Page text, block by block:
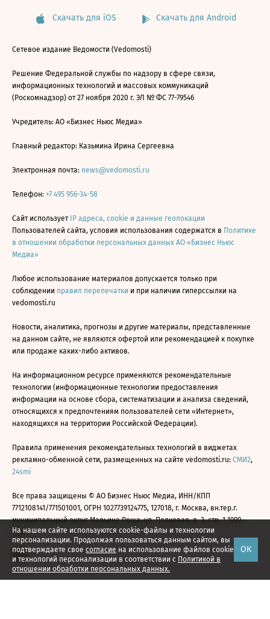
На нашем сайте используются cookie-файлы и технологии
персонализации. Продолжая пользоваться данным сайтом, вы
подтверждаете свое согласие на использование файлов cookie
и технологий персонализации в соответствии с Политикой в
отношении обработки персональных данных.
ОК
Скачать для iOS Скачать для Android
Сетевое издание Ведомости (Vedomosti)
Решение Федеральной службы по надзору в сфере связи,
информационных технологий и массовых коммуникаций
(Роскомнадзор) от 27 ноября 2020 г. ЭЛ № ФС 77-79546
Учредитель: АО «Бизнес Ньюс Медиа»
Главный редактор: Казьмина Ирина Сергеевна
Электронная почта: news@vedomosti.ru
Телефон: +7 495 956-34-58
Сайт использует IP адреса, cookie и данные геолокации
Пользователей сайта, условия использования содержатся в Политике
в отношении обработки персональных данных АО «Бизнес Ньюс
Медиа»
Любое использование материалов допускается только при
соблюдении правил перепечатки и при наличии гиперссылки на
vedomosti.ru
Новости, аналитика, прогнозы и другие материалы, представленные
на данном сайте, не являются офертой или рекомендацией к покупке
или продаже каких-либо активов.
На информационном ресурсе применяются рекомендательные
технологии (информационные технологии предоставления
информации на основе сбора, систематизации и анализа сведений,
относящихся к предпочтениям пользователей сети «Интернет»,
находящихся на территории Российской Федерации).
Правила применения рекомендательных технологий в виджетах
рекламно-обменной сети, размещенных на сайте vedomosti.ru: СМИ2,
24smi
Все права защищены © АО Бизнес Ньюс Медиа, ИНН/КПП
7712108141/771501001, ОГРН 1027739124775, 127018, г. Москва, вн.тер.г.
муниципальный округ Марьина Роща, ул. Полковая, д. 3, стр. 1 1999—
2026